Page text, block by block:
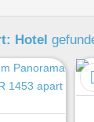
Hotel